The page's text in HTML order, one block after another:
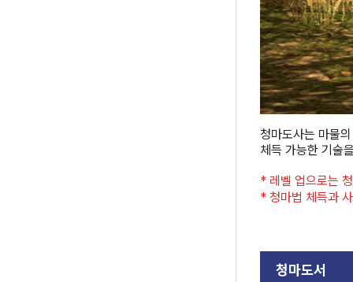
청마도사는 마물
체득 가능한 기술
* 레벨 업으로는
* 청마법 체득과
청마도서